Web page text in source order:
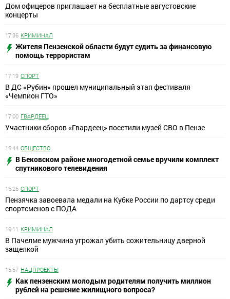
Дом офицеров приглашает на бесплатные августовские
концерты
17:36 КРИМИНАЛ
Жителя Пензенской области будут судить за финансовую
помощь террористам
17:19 СПОРТ
В ДС «Рубин» прошел муниципальный этап фестиваля
«Чемпион ГТО»
17:00 ГВАРДЕЕЦ
Участники сборов «Гвардеец» посетили музей СВО в Пензе
16:44 ОБЩЕСТВО
В Бековском районе многодетной семье вручили комплект
спутникового телевидения
16:26 СПОРТ
Пензячка завоевала медали на Кубке России по дартсу среди
спортсменов с ПОДА
16:11 КРИМИНАЛ
В Пачелме мужчина угрожал убить сожительницу дверной
защелкой
15:57 НАЦПРОЕКТЫ
Как пензенским молодым родителям получить миллион
рублей на решение жилищного вопроса?